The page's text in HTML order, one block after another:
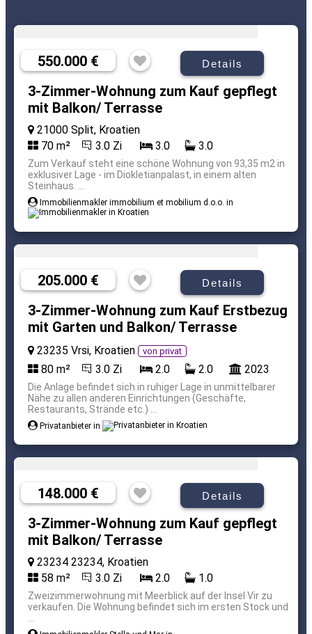
550.000 € Details
3-Zimmer-Wohnung zum Kauf gepflegt
mit Balkon/ Terrasse
21000 Split, Kroatien
70 m²
3.0 Zi 3.0 3.0
Zum Verkauf steht eine schöne Wohnung von 93,35 m2 in
exklusiver Lage - im Diokletianpalast, in einem alten
Steinhaus. ...
Immobilienmakler immobilium et mobilium d.o.o. in
205.000 € Details
3-Zimmer-Wohnung zum Kauf Erstbezug
mit Garten und Balkon/ Terrasse
23235 Vrsi, Kroatien von privat
80 m² 3.0 Zi 2.0 2.0 2023
Die Anlage befindet sich in ruhiger Lage in unmittelbarer
Nähe zu allen anderen Einrichtungen (Geschäfte,
Restaurants, Strände etc.) ...
Privatanbieter in
148.000 € Details
3-Zimmer-Wohnung zum Kauf gepflegt
mit Balkon/ Terrasse
23234 23234, Kroatien
58 m²
3.0 Zi 2.0 1.0
Zweizimmerwohnung mit Meerblick auf der Insel Vir zu
verkaufen. Die Wohnung befindet sich im ersten Stock und